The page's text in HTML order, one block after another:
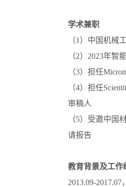
学术兼职
（1）中国机械
（2）2023年
（3）担任
（4）担任
审稿人
（5）受邀中国
请报告
教育背景及工作
2013.09-